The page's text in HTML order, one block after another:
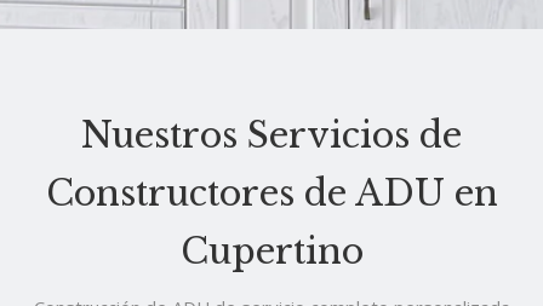
Nuestros Servicios de
Constructores de ADU en
Cupertino